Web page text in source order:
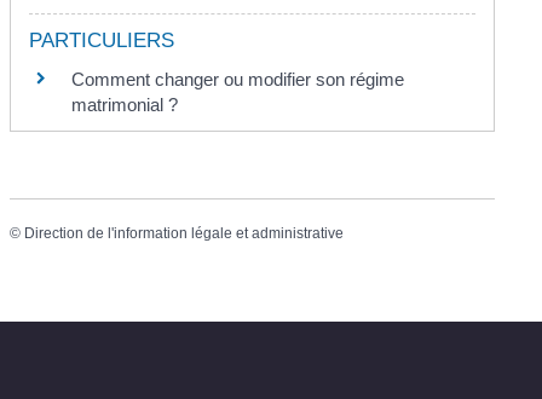
PARTICULIERS
Comment changer ou modifier son régime
matrimonial ?
© Direction de l'information légale et administrative